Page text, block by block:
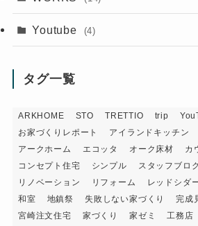
Youtube (4)
タグ一覧
ARKHOME STO TRETTIO trip
お家づくりレポート
アイランドキッチン
アークホーム
エコッタ オーク床材
カ
コンセプト住宅
シンプル スタッフブロ
リノベーション
リフォーム レッドシダ
和室
地鎮祭 失敗しない家づくり 完成
宮崎注文住宅
家づくり 家ゼミ 工務店